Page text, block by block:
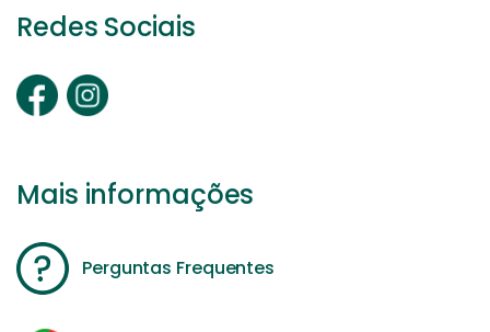
Redes Sociais
Mais informações
Perguntas Frequentes